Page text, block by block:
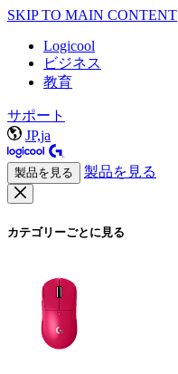
SKIP TO MAIN CONTENT
Logicool
ビジネス
教育
サポート
JP,ja
製品を見る 製品を見る
カテゴリーごとに見る